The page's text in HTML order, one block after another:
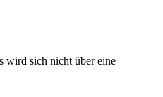
wird sich nicht über eine